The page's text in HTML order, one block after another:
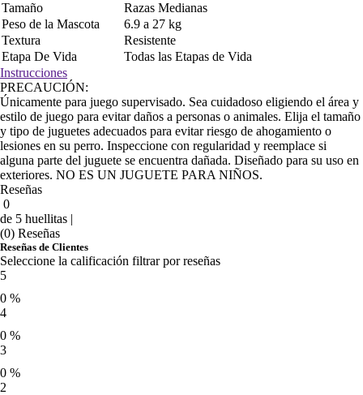
Tamaño
Razas Medianas
Peso de la Mascota
6.9 a 27 kg
Textura
Resistente
Etapa De Vida
Todas las Etapas de Vida
Instrucciones
PRECAUCIÓN:
Únicamente para juego supervisado. Sea cuidadoso eligiendo el área y
estilo de juego para evitar daños a personas o animales. Elija el tamaño
y tipo de juguetes adecuados para evitar riesgo de ahogamiento o
lesiones en su perro. Inspeccione con regularidad y reemplace si
alguna parte del juguete se encuentra dañada. Diseñado para su uso en
exteriores. NO ES UN JUGUETE PARA NIÑOS.
Reseñas
0
de 5 huellitas |
(0) Reseñas
Reseñas de Clientes
Seleccione la calificación filtrar por reseñas
5
0 %
4
0 %
3
0 %
2